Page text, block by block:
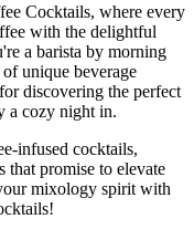
Cocktails, where every
with the delightful
a barista by morning
unique beverage
discovering the perfect
a cozy night in.
infused cocktails,
that promise to elevate
mixology spirit with